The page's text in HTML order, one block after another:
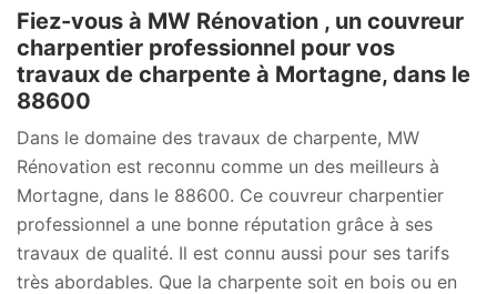
Fiez-vous à MW Rénovation , un couvreur
charpentier professionnel pour vos
travaux de charpente à Mortagne, dans le
88600
Dans le domaine des travaux de charpente, MW
Rénovation est reconnu comme un des meilleurs à
Mortagne, dans le 88600. Ce couvreur charpentier
professionnel a une bonne réputation grâce à ses
travaux de qualité. Il est connu aussi pour ses tarifs
très abordables. Que la charpente soit en bois ou en